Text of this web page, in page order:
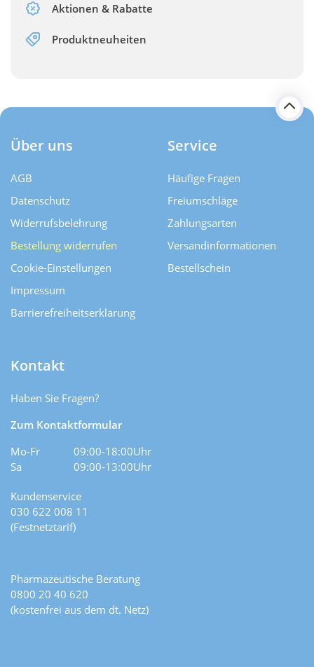
Aktionen & Rabatte
Produktneuheiten
Über uns
AGB
Datenschutz
Widerrufsbelehrung
Bestellung widerrufen
Cookie-Einstellungen
Impressum
Barrierefreiheitserklärung
Service
Häufige Fragen
Freiumschläge
Zahlungsarten
Versand­informationen
Bestellschein
Kontakt
Haben Sie Fragen?
Zum Kontaktformular
Mo-Fr
09:00-18:00Uhr
Sa
09:00-13:00Uhr
Kundenservice
030 622 008 11
(Festnetztarif)
Pharmazeutische Beratung
0800 20 40 620
(kostenfrei aus dem dt. Netz)